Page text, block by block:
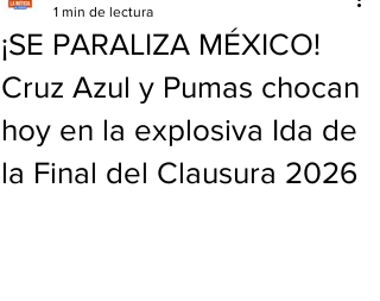
¡SE PARALIZA MÉXICO!
Cruz Azul y Pumas chocan
hoy en la explosiva Ida de
la Final del Clausura 2026
1 min de lectura